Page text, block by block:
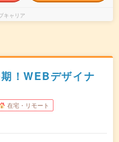
キャリア
！WEBデザイナ
在宅・リモート